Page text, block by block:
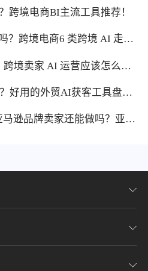
跨境电商BI主流工具推荐！
？跨境电商6 类跨境 AI 走量
境卖家 AI 运营应该怎么应
好用的外贸AI获客工具盘
逊品牌卖家还能做吗？亚马